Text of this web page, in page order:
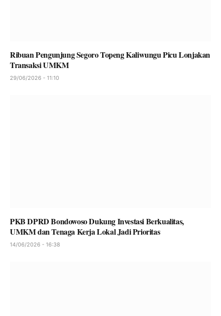
Ribuan Pengunjung Segoro Topeng Kaliwungu Picu Lonjakan
Transaksi UMKM
29/06/2026 - 11:10
PKB DPRD Bondowoso Dukung Investasi Berkualitas,
UMKM dan Tenaga Kerja Lokal Jadi Prioritas
14/06/2026 - 16:38